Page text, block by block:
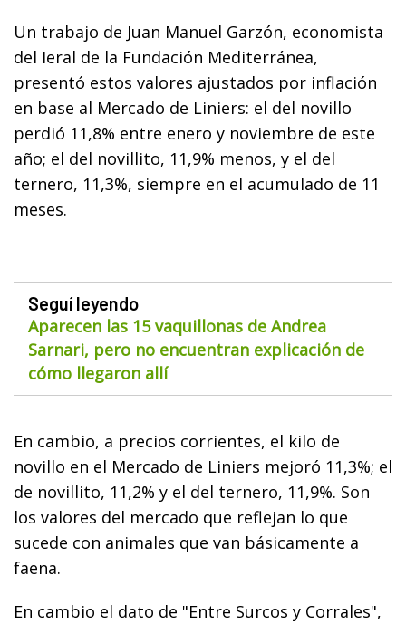
Un trabajo de Juan Manuel Garzón, economista
del Ieral de la Fundación Mediterránea,
presentó estos valores ajustados por inflación
en base al Mercado de Liniers: el del novillo
perdió 11,8% entre enero y noviembre de este
año; el del novillito, 11,9% menos, y el del
ternero, 11,3%, siempre en el acumulado de 11
meses.
Seguí leyendo
Aparecen las 15 vaquillonas de Andrea
Sarnari, pero no encuentran explicación de
cómo llegaron allí
En cambio, a precios corrientes, el kilo de
novillo en el Mercado de Liniers mejoró 11,3%; el
de novillito, 11,2% y el del ternero, 11,9%. Son
los valores del mercado que reflejan lo que
sucede con animales que van básicamente a
faena.
En cambio el dato de "Entre Surcos y Corrales",